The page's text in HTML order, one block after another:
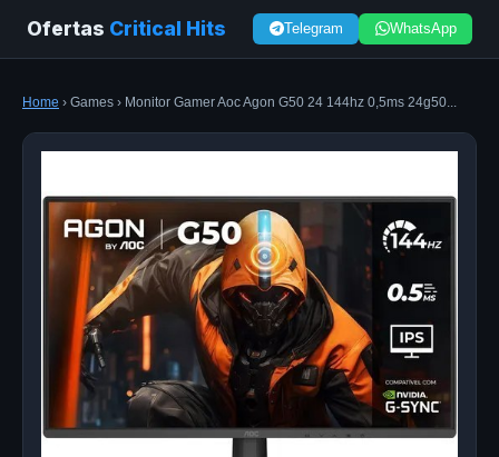
Ofertas Critical Hits Telegram WhatsApp
Home › Games › Monitor Gamer Aoc Agon G50 24 144hz 0,5ms 24g50...